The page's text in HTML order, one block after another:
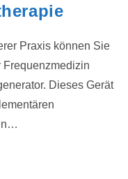
Praxis können Sie
Frequenzmedizin
Dieses Gerät